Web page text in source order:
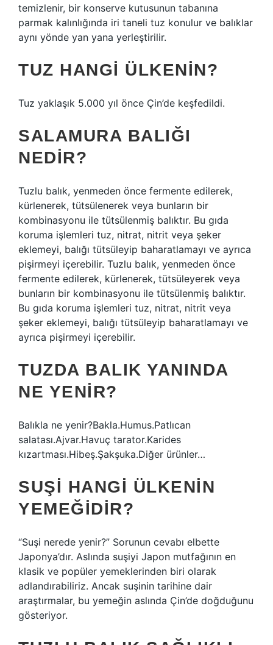
temizlenir, bir konserve kutusunun tabanına
parmak kalınlığında iri taneli tuz konulur ve balıklar
aynı yönde yan yana yerleştirilir.
TUZ HANGI ÜLKENIN?
Tuz yaklaşık 5.000 yıl önce Çin’de keşfedildi.
SALAMURA BALIĞI
NEDIR?
Tuzlu balık, yenmeden önce fermente edilerek,
kürlenerek, tütsülenerek veya bunların bir
kombinasyonu ile tütsülenmiş balıktır. Bu gıda
koruma işlemleri tuz, nitrat, nitrit veya şeker
eklemeyi, balığı tütsüleyip baharatlamayı ve ayrıca
pişirmeyi içerebilir. Tuzlu balık, yenmeden önce
fermente edilerek, kürlenerek, tütsüleyerek veya
bunların bir kombinasyonu ile tütsülenmiş balıktır.
Bu gıda koruma işlemleri tuz, nitrat, nitrit veya
şeker eklemeyi, balığı tütsüleyip baharatlamayı ve
ayrıca pişirmeyi içerebilir.
TUZDA BALIK YANINDA
NE YENIR?
Balıkla ne yenir?Bakla.Humus.Patlıcan
salatası.Ajvar.Havuç tarator.Karides
kızartması.Hibeş.Şakşuka.Diğer ürünler…
SUŞI HANGI ÜLKENIN
YEMEĞIDIR?
“Suşi nerede yenir?” Sorunun cevabı elbette
Japonya’dır. Aslında suşiyi Japon mutfağının en
klasik ve popüler yemeklerinden biri olarak
adlandırabiliriz. Ancak suşinin tarihine dair
araştırmalar, bu yemeğin aslında Çin’de doğduğunu
gösteriyor.